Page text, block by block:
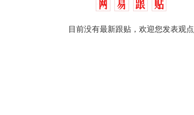
目前没有最新跟贴，欢迎您发表观点